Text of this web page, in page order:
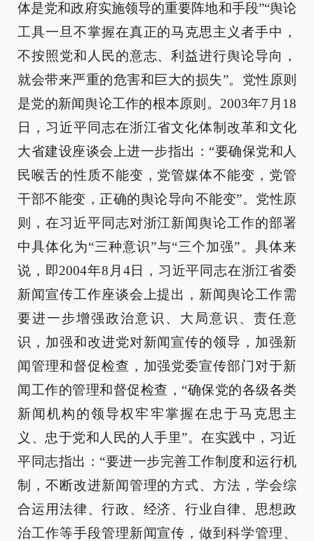
体是党和政府实施领导的重要阵地和手段”“舆论
工具一旦不掌握在真正的马克思主义者手中，
不按照党和人民的意志、利益进行舆论导向，
就会带来严重的危害和巨大的损失”。党性原则
是党的新闻舆论工作的根本原则。2003年7月18
日，习近平同志在浙江省文化体制改革和文化
大省建设座谈会上进一步指出：“要确保党和人
民喉舌的性质不能变，党管媒体不能变，党管
干部不能变，正确的舆论导向不能变”。党性原
则，在习近平同志对浙江新闻舆论工作的部署
中具体化为“三种意识”与“三个加强”。具体来
说，即2004年8月4日，习近平同志在浙江省委
新闻宣传工作座谈会上提出，新闻舆论工作需
要进一步增强政治意识、大局意识、责任意
识，加强和改进党对新闻宣传的领导，加强新
闻管理和督促检查，加强党委宣传部门对于新
闻工作的管理和督促检查，“确保党的各级各类
新闻机构的领导权牢牢掌握在忠于马克思主
义、忠于党和人民的人手里”。在实践中，习近
平同志指出：“要进一步完善工作制度和运行机
制，不断改进新闻管理的方式、方法，学会综
合运用法律、行政、经济、行业自律、思想政
治工作等手段管理新闻宣传，做到科学管理、